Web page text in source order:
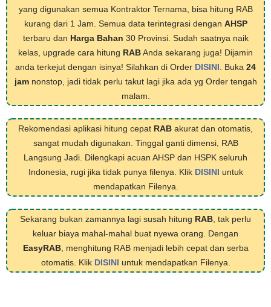
yang digunakan semua Kontraktor Ternama, bisa hitung RAB
kurang dari 1 Jam. Semua data terintegrasi dengan AHSP
terbaru dan Harga Bahan 30 Provinsi. Sudah saatnya naik
kelas, upgrade cara hitung RABAnda sekarang juga! Dijamin
anda terkejut dengan isinya! Silahkan di Order DISINI . Buka 24
jamnonstop, jadi tidak perlu takut lagi jika ada yg Order tengah
malam.
Rekomendasi aplikasi hitung cepat RAB akurat dan otomatis,
sangat mudah digunakan. Tinggal ganti dimensi, RAB
Langsung Jadi. Dilengkapi acuan AHSP dan HSPK seluruh
Indonesia, rugi jika tidak punya filenya. Klik DISINI untuk
mendapatkan Filenya.
Sekarang bukan zamannya lagi susah hitung RAB , tak perlu
keluar biaya mahal-mahal buat nyewa orang. Dengan
EasyRAB, menghitung RAB menjadi lebih cepat dan serba
otomatis. Klik DISINI untuk mendapatkan Filenya.